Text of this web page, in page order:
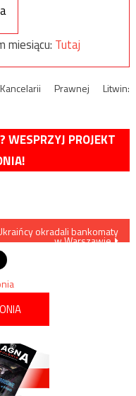
miesiącu: Tutaj
Prawnej Litwin:
WESPRZYJ PROJEKT
okradali bankomaty
w Warszawie